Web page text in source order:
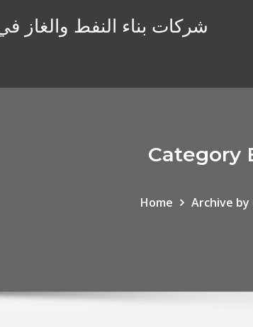
شركات بناء النفط والغاز في
Category
Home Archive